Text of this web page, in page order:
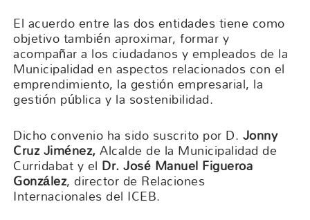
El acuerdo entre las dos entidades tiene como
objetivo también aproximar, formar y
acompañar a los ciudadanos y empleados de la
Municipalidad en aspectos relacionados con el
emprendimiento, la gestión empresarial, la
gestión pública y la sostenibilidad.
Dicho convenio ha sido suscrito por D. Jonny
Cruz Jiménez,Alcalde de la Municipalidad de
Curridabat y el Dr. José Manuel Figueroa
González, director de Relaciones
Internacionales del ICEB.